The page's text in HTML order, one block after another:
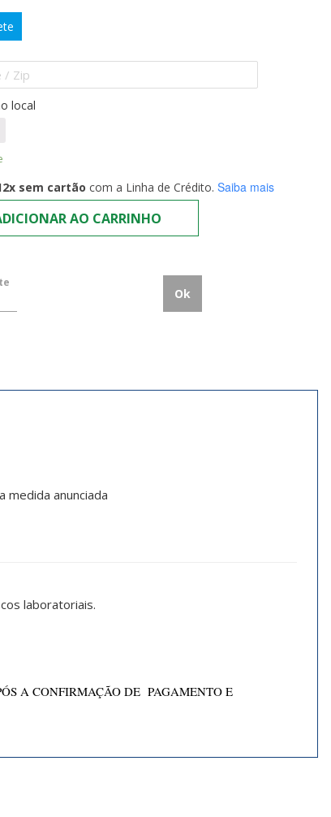
local
sem cartão com a Linha de Crédito. Saiba mais
AO CARRINHO
Ok
anunciada
laboratoriais.
A CONFIRMAÇÃO DE PAGAMENTO E